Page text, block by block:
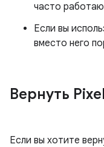
часто
Если вы
вместо него
Вернуть
Если вы хотите